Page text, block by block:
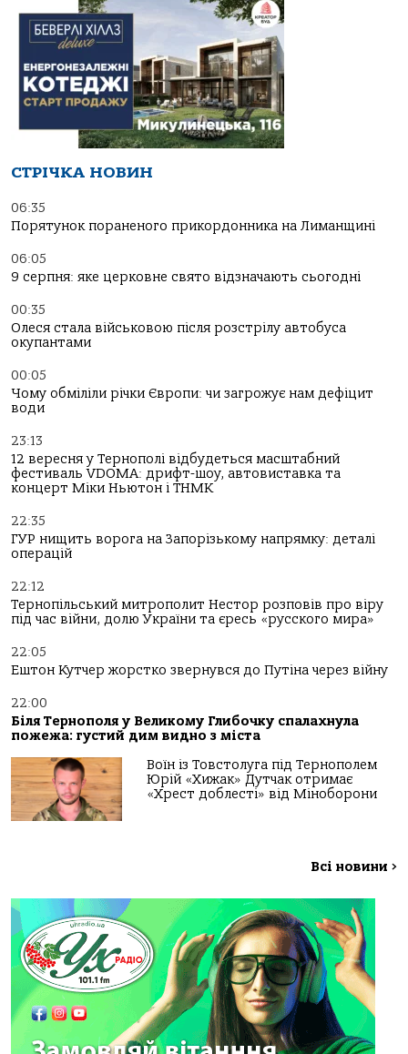
СТРІЧКА НОВИН
06:35
Порятунок пораненого прикордонника на Лиманщині
06:05
9 серпня: яке церковне свято відзначають сьогодні
00:35
Олеся стала військовою після розстрілу автобуса
окупантами
00:05
Чому обміліли річки Європи: чи загрожує нам дефіцит
води
23:13
12 вересня у Тернополі відбудеться масштабний
фестиваль VDOMA: дрифт-шоу, автовиставка та
концерт Міки Ньютон і ТНМК
22:35
ГУР нищить ворога на Запорізькому напрямку: деталі
операцій
22:12
Тернопільський митрополит Нестор розповів про віру
під час війни, долю України та єресь «русского мира»
22:05
Ештон Кутчер жорстко звернувся до Путіна через війну
22:00
Біля Тернополя у Великому Глибочку спалахнула
пожежа: густий дим видно з міста
Воїн із Товстолуга під Тернополем
Юрій «Хижак» Дутчак отримає
«Хрест доблесті» від Міноборони
Всі новини >